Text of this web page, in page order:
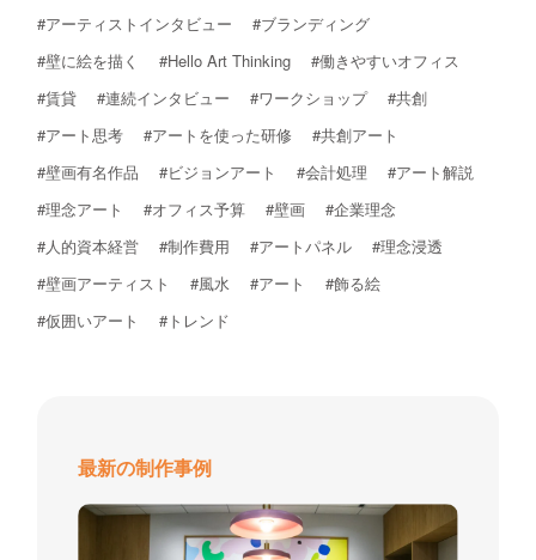
#アーティストインタビュー
#ブランディング
#壁に絵を描く
#Hello Art Thinking
#働きやすいオフィス
#賃貸
#連続インタビュー #ワークショップ
#共創
#アート思考
#アートを使った研修
#共創アート
#壁画有名作品
#ビジョンアート #会計処理
#アート解説
#理念アート
#オフィス予算 #壁画
#企業理念
#人的資本経営
#制作費用 #アートパネル
#理念浸透
#壁画アーティスト
#風水 #アート
#飾る絵
#仮囲いアート
#トレンド
最新の制作事例